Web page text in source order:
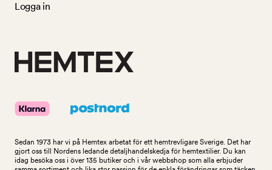
Logga in
Sedan 1973 har vi på Hemtex arbetat för ett hemtrevligare Sverige. Det har
gjort oss till Nordens ledande detaljhandelskedja för hemtextilier. Du kan
idag besöka oss i över 135 butiker och i vår webbshop som alla erbjuder